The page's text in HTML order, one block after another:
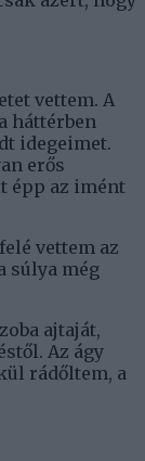
vettem. A
háttérben
idegeimet.
erős
épp az imént
vettem az
súlya még
ajtaját,
Az ágy
rádőltem, a